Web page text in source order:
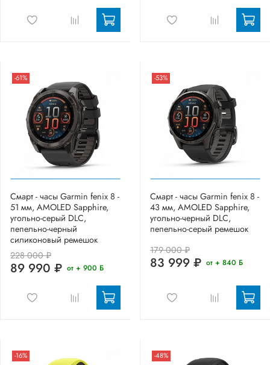
-61%
Смарт - часы Garmin fenix 8 -
51 мм, AMOLED Sapphire,
угольно-серый DLC,
пепельно-черный
силиконовый ремешок
228 000 ₽
89 990 ₽ от + 900 Б
-53%
Смарт - часы Garmin fenix 8 -
43 мм, AMOLED Sapphire,
угольно-черный DLC,
пепельно-серый ремешок
179 000 ₽
83 999 ₽ от + 840 Б
-16% -48%